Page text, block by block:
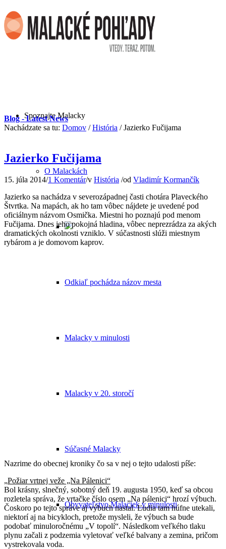
Spoznajte Malacky
O Malackách
Odkiaľ pochádza názov mesta
Malacky v minulosti
Malacky v 20. storočí
Súčasné Malacky
Obyvateľstvo Malaciek v minulosti
Blog - Latest News
Nachádzate sa tu: Domov / História / Jazierko Fučijama
Jazierko Fučijama
15. júla 2014/1 Komentár/v História /od Vladimír Kormančík
Jazierko sa nachádza v severozápadnej časti chotára Plaveckého
Štvrtka. Na mapách, ak ho tam vôbec nájdete je uvedené pod
oficiálnym názvom Osmička. Miestni ho poznajú pod menom
Fučijama. Dnes jeho pokojná hladina, vôbec neprezrádza za akých
dramatických okolnosti vzniklo. V súčastnosti slúži miestnym
rybárom a je domovom kaprov.
Nazrime do obecnej kroniky čo sa v nej o tejto udalosti píše:
„Požiar vrtnej veže „Na Pálenici“
Bol krásny, slnečný, sobotný deň 19. augusta 1950, keď sa obcou
rozletela správa, že vrtačke číslo osem „Na pálenici“ hrozí výbuch.
Čoskoro po tejto správe aj výbuch nastal. Ľudia tam húfne utekali,
niektorí aj na bicykloch, pretože mysleli, že výbuch sa bude
podobať minuloročnému „V topolí“. Následkom veľkého tlaku
plynu začali z podzemia vyletovať veľké balvany a zemina, pričom
vystrekovala voda.